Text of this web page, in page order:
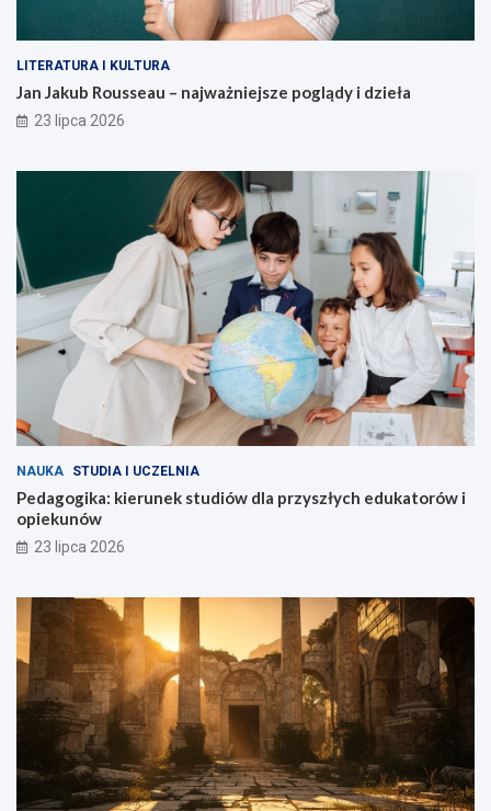
LITERATURA I KULTURA
Jan Jakub Rousseau – najważniejsze poglądy i dzieła
23 lipca 2026
NAUKA STUDIA I UCZELNIA
Pedagogika: kierunek studiów dla przyszłych edukatorów i
opiekunów
23 lipca 2026